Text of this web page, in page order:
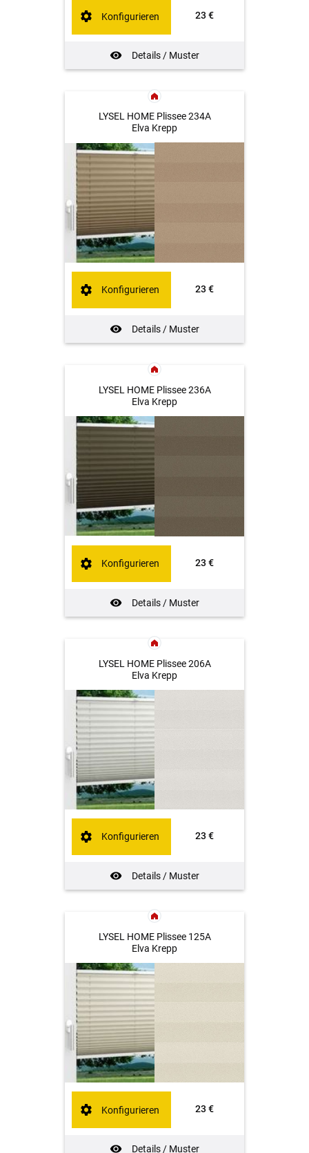
23 €
Details / Muster
Konfigurieren
LYSEL HOME Plissee 234A
Elva Krepp
23 €
Details / Muster
Konfigurieren
LYSEL HOME Plissee 236A
Elva Krepp
23 €
Details / Muster
Konfigurieren
LYSEL HOME Plissee 206A
Elva Krepp
23 €
Details / Muster
Konfigurieren
LYSEL HOME Plissee 125A
Elva Krepp
23 €
Details / Muster
Konfigurieren